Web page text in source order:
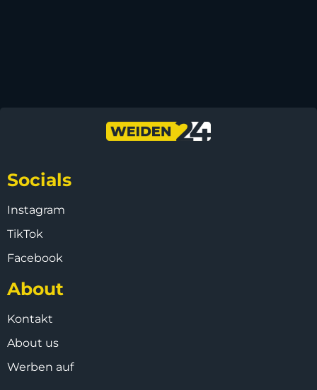
Socials
Instagram
TikTok
Facebook
About
Kontakt
About us
Werben auf